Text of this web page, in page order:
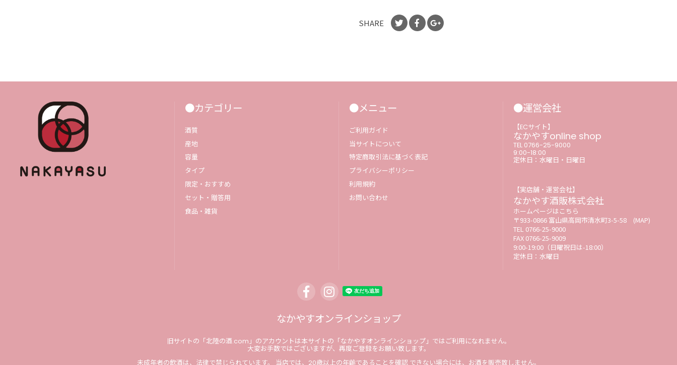
SHARE
●カテゴリー
酒質
産地
容量
タイプ
限定・おすすめ
セット・贈答用
食品・雑貨
●メニュー
ご利用ガイド
当サイトについて
特定商取引法に基づく表記
プライバシーポリシー
利用規約
お問い合わせ
●運営会社
【ECサイト】
なかやすonline shop
TEL 0766-25-9000
9:00-18:00
定休日：水曜日・日曜日
【実店舗・運営会社】
なかやす酒販株式会社
ホームページはこちら
〒933-0866 富山県高岡市清水町3-5-58 (MAP)
TEL 0766-25-9000
FAX 0766-25-9009
9:00-19:00（日曜祝日は-18:00）
定休日：水曜日
なかやすオンラインショップ
旧サイトの「北陸の酒.com」のアカウントは本サイトの「なかやすオンラインショップ」ではご利用になれません。
大変お手数ではございますが、再度ご登録をお願い致します。
未成年者の飲酒は、法律で禁じられています。 当店では、20歳以上の年齢であることを確認 できない場合には、お酒を販売致しません。